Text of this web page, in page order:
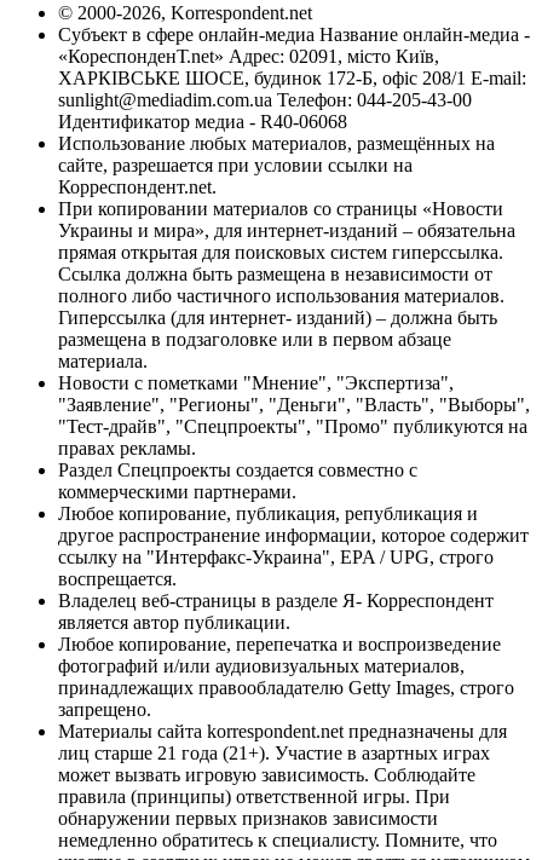
© 2000-2026, Korrespondent.net
Субъект в сфере онлайн-медиа Название онлайн-медиа -
«КореспонденТ.net» Адрес: 02091, місто Київ,
ХАРКІВСЬКЕ ШОСЕ, будинок 172-Б, офіс 208/1 E-mail:
sunlight@mediadim.com.ua Телефон: 044-205-43-00
Идентификатор медиа - R40-06068
Использование любых материалов, размещённых на
сайте, разрешается при условии ссылки на
Корреспондент.net.
При копировании материалов со страницы «Новости
Украины и мира», для интернет-изданий – обязательна
прямая открытая для поисковых систем гиперссылка.
Ссылка должна быть размещена в независимости от
полного либо частичного использования материалов.
Гиперссылка (для интернет- изданий) – должна быть
размещена в подзаголовке или в первом абзаце
материала.
Новости с пометками "Мнение", "Экспертиза",
"Заявление", "Регионы", "Деньги", "Власть", "Выборы",
"Тест-драйв", "Спецпроекты", "Промо" публикуются на
правах рекламы.
Раздел Спецпроекты создается совместно с
коммерческими партнерами.
Любое копирование, публикация, републикация и
другое распространение информации, которое содержит
ссылку на "Интерфакс-Украина", EPA / UPG, строго
воспрещается.
Владелец веб-страницы в разделе Я- Корреспондент
является автор публикации.
Любое копирование, перепечатка и воспроизведение
фотографий и/или аудиовизуальных материалов,
принадлежащих правообладателю Getty Images, строго
запрещено.
Материалы сайта korrespondent.net предназначены для
лиц старше 21 года (21+). Участие в азартных играх
может вызвать игровую зависимость. Соблюдайте
правила (принципы) ответственной игры. При
обнаружении первых признаков зависимости
немедленно обратитесь к специалисту. Помните, что